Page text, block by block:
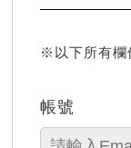
※以下所有欄
帳號